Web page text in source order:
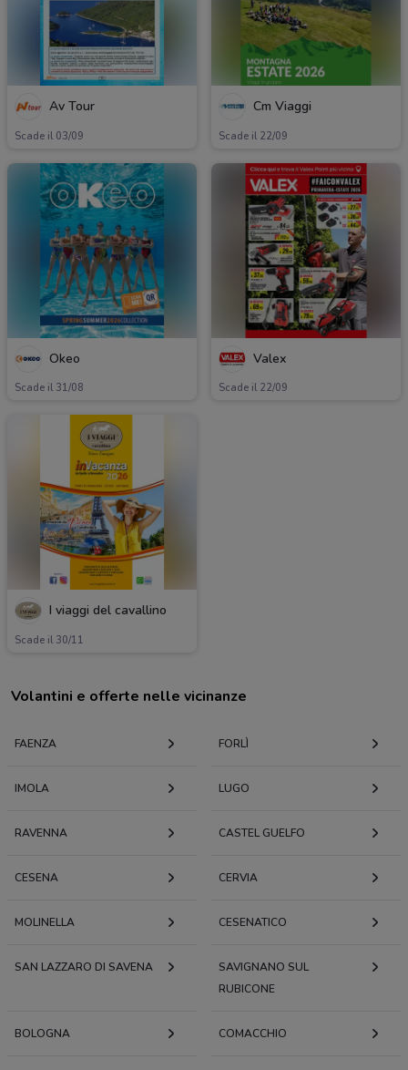
Av Tour
Scade il 03/09
Cm Viaggi
Scade il 22/09
Okeo
Scade il 31/08
Valex
Scade il 22/09
I viaggi del cavallino
Scade il 30/11
Volantini e offerte nelle vicinanze
FAENZA FORLÌ
IMOLA LUGO
RAVENNA CASTEL GUELFO
CESENA CERVIA
MOLINELLA CESENATICO
SAN LAZZARO DI SAVENA
SAVIGNANO SUL
RUBICONE
BOLOGNA COMACCHIO